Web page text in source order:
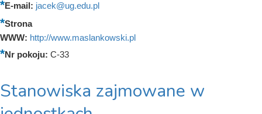
E-mail: jacek@ug.edu.pl
Strona
WWW: http://www.maslankowski.pl
Nr pokoju: C-33
Stanowiska zajmowane w